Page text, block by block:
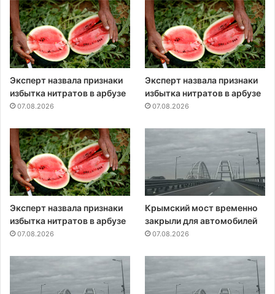
Эксперт назвала признаки
избытка нитратов в арбузе
07.08.2026
Эксперт назвала признаки
избытка нитратов в арбузе
07.08.2026
Эксперт назвала признаки
избытка нитратов в арбузе
07.08.2026
Крымский мост временно
закрыли для автомобилей
07.08.2026